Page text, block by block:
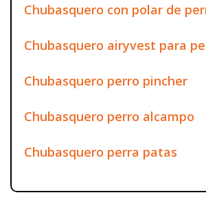
Chubasquero con polar de
Chubasquero airyvest para
Chubasquero perro pincher
Chubasquero perro alcampo
Chubasquero perra patas